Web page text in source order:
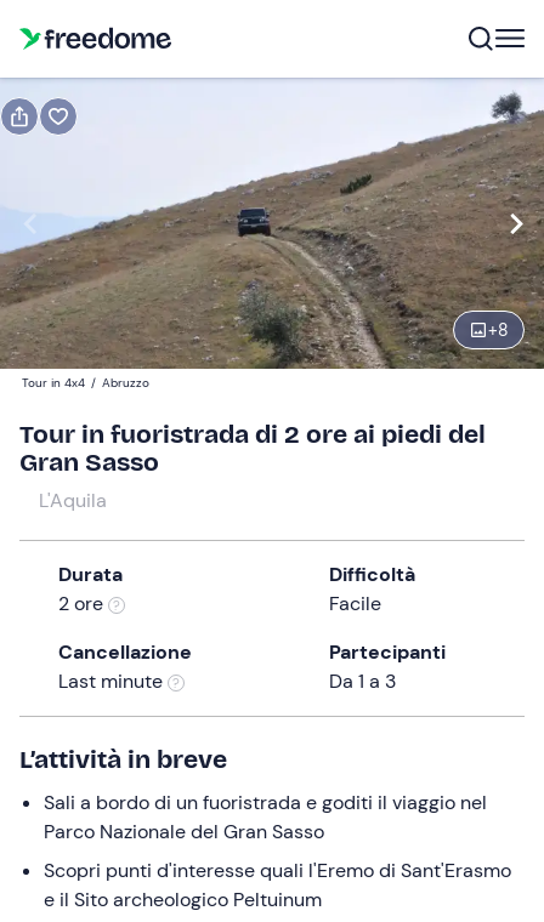
+8
tour in fuoristrada
Navigate
forward
to
interact
the
calendar
and
date.
Press
question
to
get
the
shortcuts
Modifica
09:00 Modifica
Partecipanti
80 €
1
Tour in 4x4 / Abruzzo
Tour in fuoristrada di 2 ore ai piedi del
Gran Sasso
L'Aquila
Durata
2 ore
Difficoltà
Facile
Cancellazione
Last minute
Partecipanti
Da 1 a 3
L’attività in breve
Sali a bordo di un fuoristrada e goditi il viaggio nel
Parco Nazionale del Gran Sasso
Scopri punti d'interesse quali l'Eremo di Sant'Erasmo
e il Sito archeologico Peltuinum